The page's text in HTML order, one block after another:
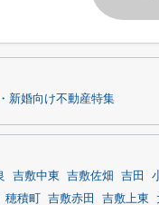
新婚向け不動産特集
吉敷中東 吉敷佐畑 吉田
穂積町 吉敷赤田 吉敷上東